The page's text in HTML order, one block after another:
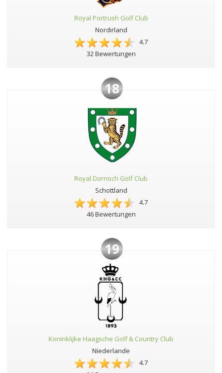
Royal Portrush Golf Club
Nordirland
4.7
32 Bewertungen
18
Royal Dornoch Golf Club
Schottland
4.7
46 Bewertungen
19
Koninklijke Haagsche Golf & Country Club
Niederlande
4.7